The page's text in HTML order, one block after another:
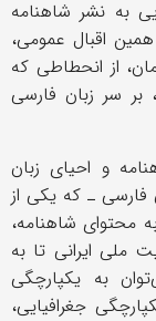
به نشر شاهنامه
اقبال عمومی،
از انحطاطی که
بر سر زبان فارسی
و احیای زبان
فارسی ـ که یکی از
محتوای شاهنامه،
ایرانی تا به
به یکپارچگی
جغرافیایی،